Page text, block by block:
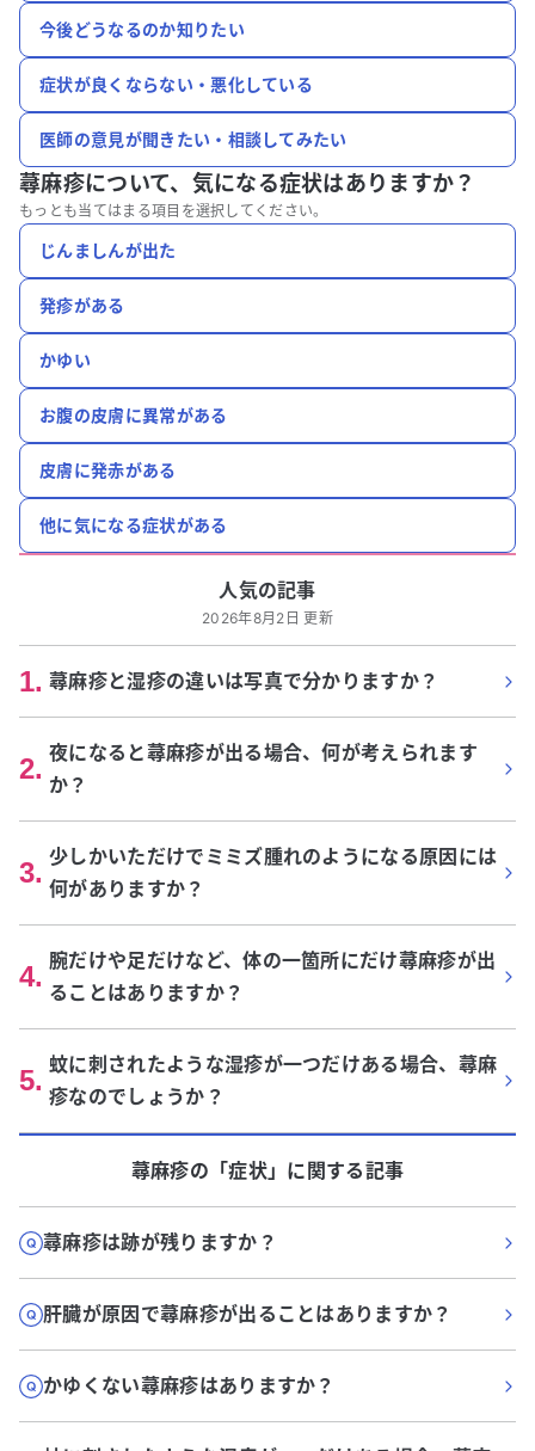
今後どうなるのか知りたい
症状が良くならない・悪化している
医師の意見が聞きたい・相談してみたい
蕁麻疹について、 気になる症状はありますか？
もっとも当てはまる項目を選択してください。
じんましんが出た
発疹がある
かゆい
お腹の皮膚に異常がある
皮膚に発赤がある
他に気になる症状がある
人気の記事
2026年8月2日 更新
1. 蕁麻疹と湿疹の違いは写真で分かりますか？
2. 夜になると蕁麻疹が出る場合、何が考えられます
か？
3. 少しかいただけでミミズ腫れのようになる原因には
何がありますか？
4. 腕だけや足だけなど、体の一箇所にだけ蕁麻疹が出
ることはありますか？
5. 蚊に刺されたような湿疹が一つだけある場合、蕁麻
疹なのでしょうか？
蕁麻疹の「症状」に関する記事
蕁麻疹は跡が残りますか？
肝臓が原因で蕁麻疹が出ることはありますか？
かゆくない蕁麻疹はありますか？